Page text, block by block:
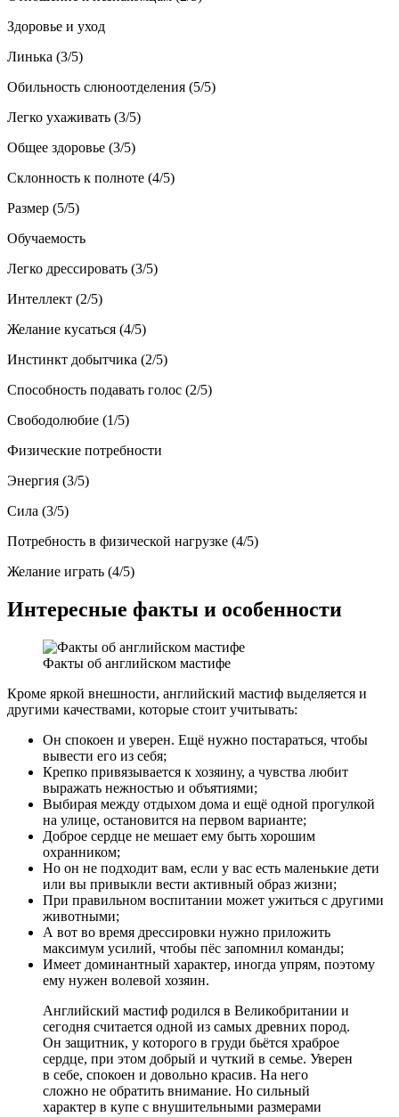
Здоровье и уход
Линька (3/5)
Обильность слюноотделения (5/5)
Легко ухаживать (3/5)
Общее здоровье (3/5)
Склонность к полноте (4/5)
Размер (5/5)
Обучаемость
Легко дрессировать (3/5)
Интеллект (2/5)
Желание кусаться (4/5)
Инстинкт добытчика (2/5)
Способность подавать голос (2/5)
Свободолюбие (1/5)
Физические потребности
Энергия (3/5)
Сила (3/5)
Потребность в физической нагрузке (4/5)
Желание играть (4/5)
Интересные факты и особенности
Факты об английском мастифе
Кроме яркой внешности, английский мастиф выделяется и
другими качествами, которые стоит учитывать:
Он спокоен и уверен. Ещё нужно постараться, чтобы
вывести его из себя;
Крепко привязывается к хозяину, а чувства любит
выражать нежностью и объятиями;
Выбирая между отдыхом дома и ещё одной прогулкой
на улице, остановится на первом варианте;
Доброе сердце не мешает ему быть хорошим
охранником;
Но он не подходит вам, если у вас есть маленькие дети
или вы привыкли вести активный образ жизни;
При правильном воспитании может ужиться с другими
животными;
А вот во время дрессировки нужно приложить
максимум усилий, чтобы пёс запомнил команды;
Имеет доминантный характер, иногда упрям, поэтому
ему нужен волевой хозяин.
Английский мастиф родился в Великобритании и
сегодня считается одной из самых древних пород.
Он защитник, у которого в груди бьётся храброе
сердце, при этом добрый и чуткий в семье. Уверен
в себе, спокоен и довольно красив. На него
сложно не обратить внимание. Но сильный
характер в купе с внушительными размерами